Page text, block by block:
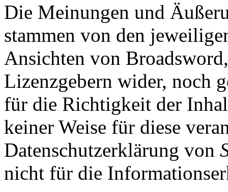
Die Meinungen und
stammen von den
Ansichten von
Lizenzgebern wider, noch
für die Richtigkeit der
keiner Weise für diese
Datenschutzerklärung von
nicht für die